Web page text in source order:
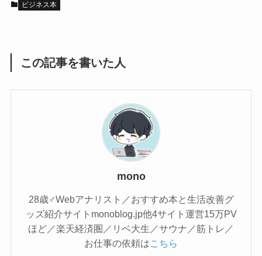
ビジネス本
この記事を書いた人
mono
28歳♂Webアナリスト／おすすめ本と生活改善グ
ッズ紹介サイトmonoblog.jp他4サイト運営15万PV
ほど／楽天経済圏／リベ大生／サウナ／筋トレ／
お仕事の依頼はこちら